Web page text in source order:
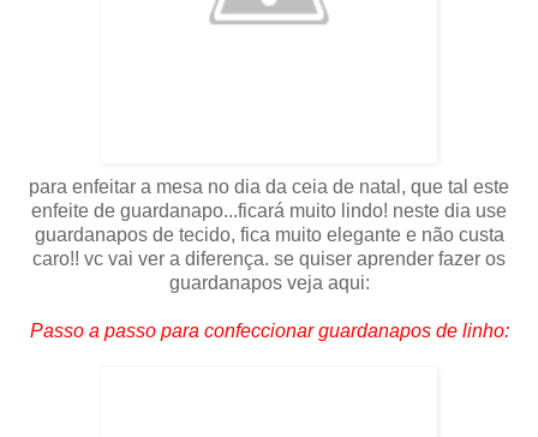
para enfeitar a mesa no dia da ceia de natal, que tal este
enfeite de guardanapo...ficará muito lindo! neste dia use
guardanapos de tecido, fica muito elegante e não custa
caro!! vc vai ver a diferença. se quiser aprender fazer os
guardanapos veja aqui:
Passo a passo para confeccionar guardanapos de linho: